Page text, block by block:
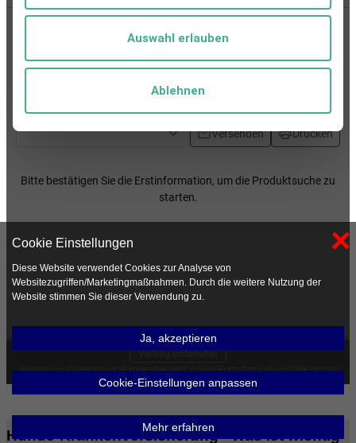
×
Cookie Einstellungen
Diese Website verwendet Cookies zur Analyse von
Websitezugriffen/Marketingmaßnahmen. Durch die weitere Nutzung der
Website stimmen Sie dieser Verwendung zu.
Ja, akzeptieren
Cookie-Einstellungen anpassen
Mehr erfahren